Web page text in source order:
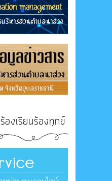
ร้องเรียนร้องทุกข์